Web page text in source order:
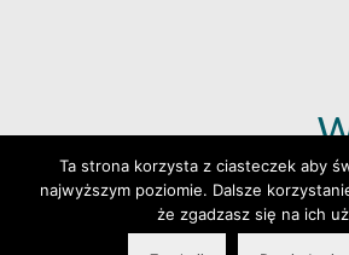
Ta strona korzysta z ciasteczek aby
najwyższym poziomie. Dalsze
że zgadzasz się na ich